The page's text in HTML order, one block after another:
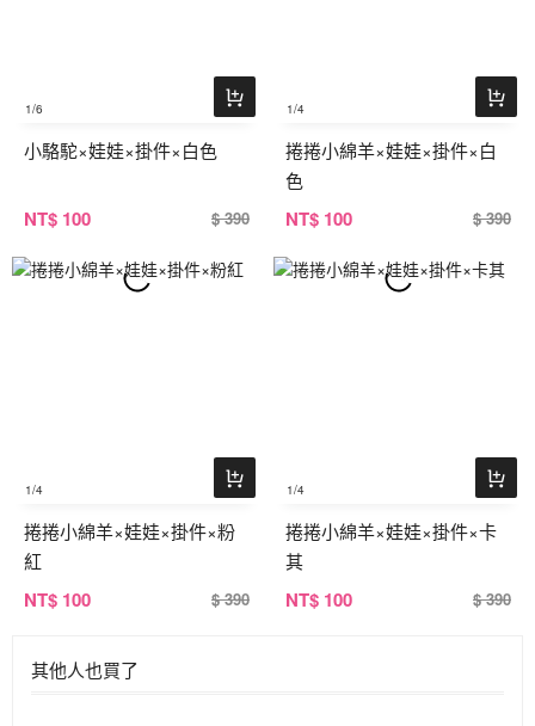
1/6
小駱駝×娃娃×掛件×白色
NT$ 100 $ 390
1/4
捲捲小綿羊×娃娃×掛件×白
色
NT$ 100 $ 390
1/4
捲捲小綿羊×娃娃×掛件×粉
紅
NT$ 100 $ 390
1/4
捲捲小綿羊×娃娃×掛件×卡
其
NT$ 100 $ 390
其他人也買了